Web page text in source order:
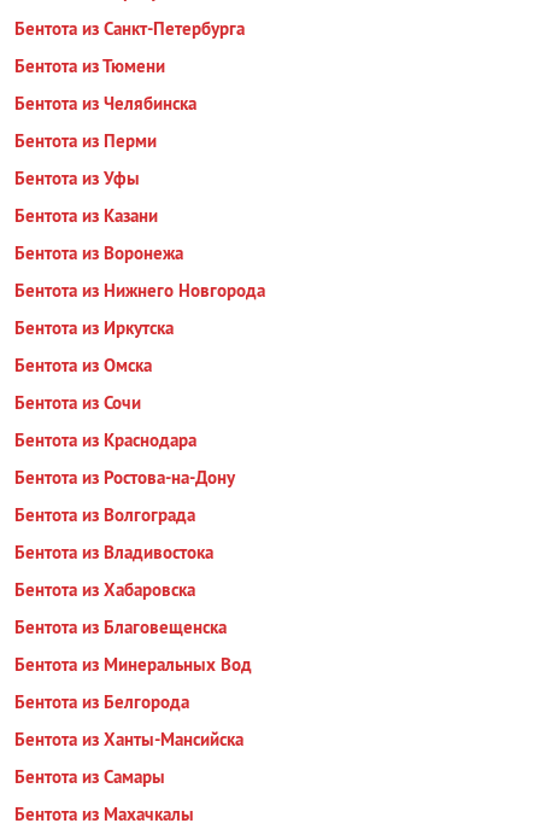
Бентота из Санкт-Петербурга
Бентота из Тюмени
Бентота из Челябинска
Бентота из Перми
Бентота из Уфы
Бентота из Казани
Бентота из Воронежа
Бентота из Нижнего Новгорода
Бентота из Иркутска
Бентота из Омска
Бентота из Сочи
Бентота из Краснодара
Бентота из Ростова-на-Дону
Бентота из Волгограда
Бентота из Владивостока
Бентота из Хабаровска
Бентота из Благовещенска
Бентота из Минеральных Вод
Бентота из Белгорода
Бентота из Ханты-Мансийска
Бентота из Самары
Бентота из Махачкалы